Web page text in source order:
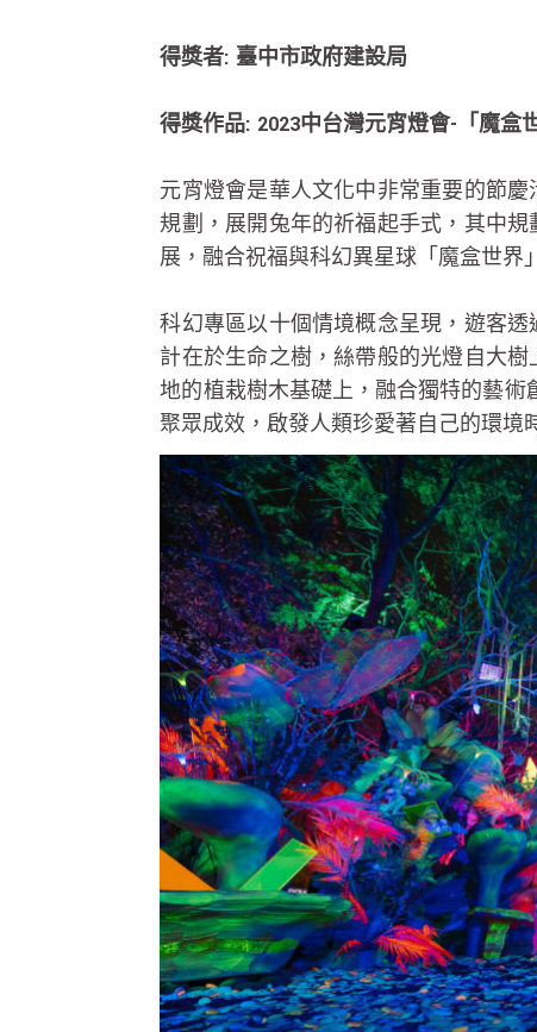
得獎者: 臺中市政府建設局
得獎作品: 2023中台灣元宵燈會-「魔盒世
元宵燈會是華人文化中非常重要的節
規劃，展開兔年的祈福起手式，其中
展，融合祝福與科幻異星球「魔盒世界
科幻專區以十個情境概念呈現，遊客
計在於生命之樹，絲帶般的光燈自大
地的植栽樹木基礎上，融合獨特的藝術
聚眾成效，啟發人類珍愛著自己的環境